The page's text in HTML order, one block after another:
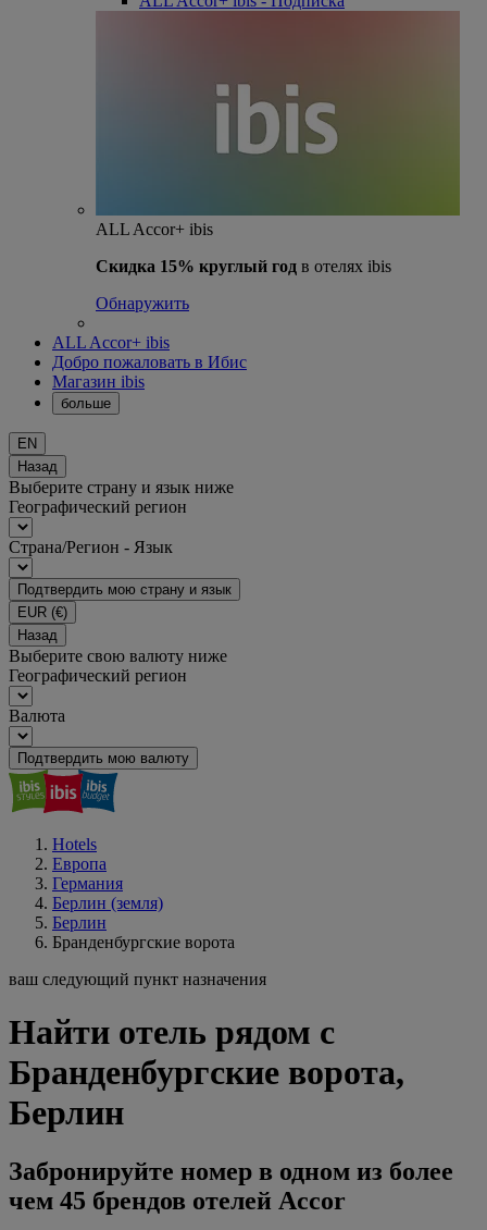
ALL Accor+ ibis
Скидка 15% круглый год в отелях ibis
Обнаружить
ALL Accor+ ibis
Добро пожаловать в Ибис
Магазин ibis
больше
EN
Назад
Выберите страну и язык ниже
Географический регион
Страна/Регион - Язык
Подтвердить мою страну и язык
EUR (€)
Назад
Выберите свою валюту ниже
Географический регион
Валюта
Подтвердить мою валюту
Hotels
Европа
Германия
Берлин (земля)
Берлин
Бранденбургские ворота
ваш следующий пункт назначения
Найти отель рядом с
Бранденбургские ворота,
Берлин
Забронируйте номер в одном из более
чем 45 брендов отелей Accor